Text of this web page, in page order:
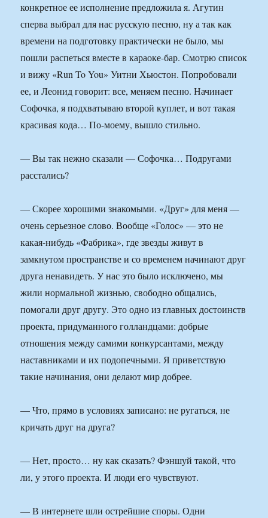
конкретное ее исполнение предложила я. Агутин
сперва выбрал для нас русскую песню, ну а так как
времени на подготовку практически не было, мы
пошли распеться вместе в караоке-бар. Смотрю список
и вижу «Run To You» Уитни Хьюстон. Попробовали
ее, и Леонид говорит: все, меняем песню. Начинает
Софочка, я подхватываю второй куплет, и вот такая
красивая кода… По-моему, вышло стильно.
— Вы так нежно сказали — Софочка… Подругами
расстались?
— Скорее хорошими знакомыми. «Друг» для меня —
очень серьезное слово. Вообще «Голос» — это не
какая-нибудь «Фабрика», где звезды живут в
замкнутом пространстве и со временем начинают друг
друга ненавидеть. У нас это было исключено, мы
жили нормальной жизнью, свободно общались,
помогали друг другу. Это одно из главных достоинств
проекта, придуманного голландцами: добрые
отношения между самими конкурсантами, между
наставниками и их подопечными. Я приветствую
такие начинания, они делают мир добрее.
— Что, прямо в условиях записано: не ругаться, не
кричать друг на друга?
— Нет, просто… ну как сказать? Фэншуй такой, что
ли, у этого проекта. И люди его чувствуют.
— В интернете шли острейшие споры. Одни